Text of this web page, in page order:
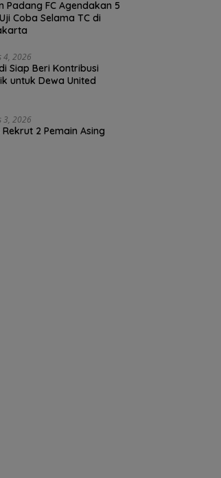
Padang FC Agendakan 5
Coba Selama TC di
4, 2026
Siap Beri Kontribusi
untuk Dewa United
3, 2026
Rekrut 2 Pemain Asing